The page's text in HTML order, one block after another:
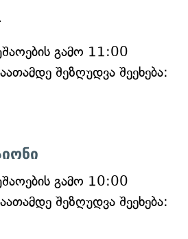
გამო 11:00
შეზღუდვა შეეხება:
გამო 10:00
შეზღუდვა შეეხება: